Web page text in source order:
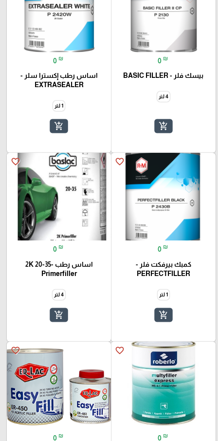
0 ₪
بيسك فلر - BASIC FILLER
4 لتر
add_shopping_cart
0 ₪
اساس رطب إكسترا سلر -
EXTRASEALER
1 لتر
add_shopping_cart
favorite_border
0 ₪
كمبك بيرفكت فلر -
PERFECTFILLER
1 لتر
add_shopping_cart
favorite_border
0 ₪
اساس رطب -35-20 2K
Primerfiller
4 لتر
add_shopping_cart
favorite_border
0 ₪
favorite_border
0 ₪